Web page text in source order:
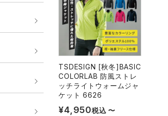
TSDESIGN [秋冬]BASIC
COLORLAB 防風ストレ
ッチライトウォームジャ
ケット 6626
¥4,950税込 〜